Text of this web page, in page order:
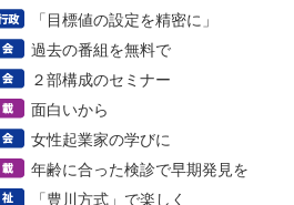
「目標値の設定を精密に」
過去の番組を無料で
２部構成のセミナー
面白いから
女性起業家の学びに
年齢に合った検診で早期発見を
「豊川方式」で楽しく